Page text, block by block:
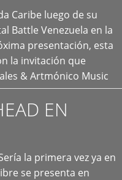
Caribe luego de su
Battle Venezuela en la
presentación, esta
la invitación que
& Artmónico Music
EN
la primera vez ya en
se presenta en